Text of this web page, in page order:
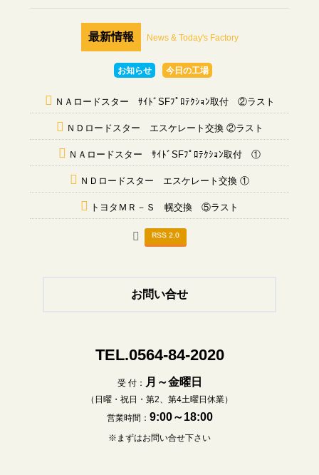
最新情報 News & Today's Factory
お知らせ 今日の工場
ＮＡロードスター ｻｲﾄﾞSFﾌﾟﾛﾃｸｼｮﾝ取付 ②ラスト
ＮＤロードスター エスケレート交換 ②ラスト
ＮＡロードスター ｻｲﾄﾞSFﾌﾟﾛﾃｸｼｮﾝ取付 ①
ＮＤロードスター エスケレート交換 ①
トヨタＭＲ－Ｓ 幌交換 ⑤ラスト
RSS 2.0
お問い合せ
TEL.0564-84-2020
受 付： 月～金曜日
（日曜・祝日・第2、第4土曜日休業）
営業時間： 9:00～18:00
※まずはお問い合せ下さい